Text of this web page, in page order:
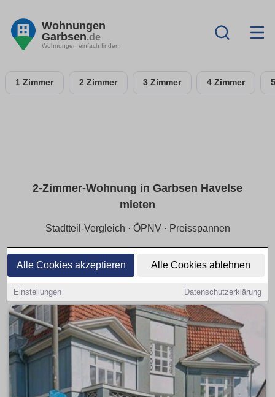
Alle Cookies akzeptieren Alle Cookies ablehnen
Einstellungen Datenschutzerklärung
Wohnungen
Garbsen.de
Wohnungen einfach finden
1 Zimmer 2 Zimmer 3 Zimmer 4 Zimmer
2-Zimmer-Wohnung in Garbsen Havelse
mieten
Stadtteil-Vergleich · ÖPNV · Preisspannen
In Garbsen Havelse entspannt suchen: richtige Mikrolage
finden, Wege kurz halten und die passende Preisspanne
wählen.